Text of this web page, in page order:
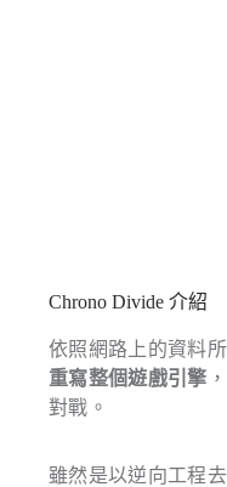
Chrono Divide 介紹
依照網路上的資料所
重寫整個遊戲引擎
對戰。
雖然是以逆向工程